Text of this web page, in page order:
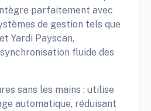
parfaitement avec
de gestion tels que
Yardi Payscan,
fluide des
sans les mains : utilise
automatique, réduisant